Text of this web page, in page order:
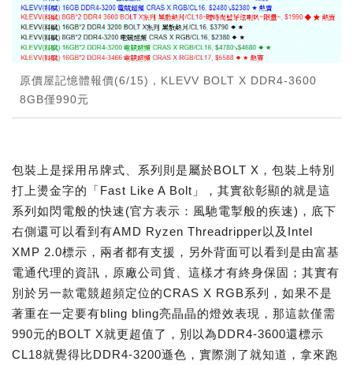
原價屋記憶體報價(6/15)，KLEVV BOLT X DDR4-3600
8GB僅990元
包裝上是採用吊牌式、系列則是屬於BOLT X，包裝上特別
打上燙金字的「Fast Like A Bolt」，其實欲彰顯的就是這
系列如閃電般的快速(官方表示：風馳電掣般的疾速)，底下
右側還可以看到有AMD Ryzen Threadripper以及Intel
XMP 2.0標示，兩者都有支援，另外背面可以看到是由富基
電通代理的資訊，原廠公司貨、這樣才有終身保固；其實有
別於另一款電競超頻定位的CRAS X RGB系列，如果不是
著重在一定要有bling bling亮晶晶的燈效表現，那這款僅需
990元的BOLT X就更超值了，別以為DDR4-3600還標示
CL18就覺得比DDR4-3200遜色，實際測了就知道，拿來跑